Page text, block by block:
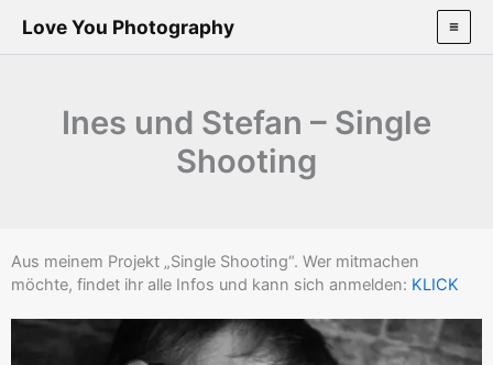
Inhalt
springen
Love You Photography
Ines und Stefan – Single
Shooting
Aus meinem Projekt „Single Shooting“. Wer mitmachen
möchte, findet ihr alle Infos und kann sich anmelden: KLICK